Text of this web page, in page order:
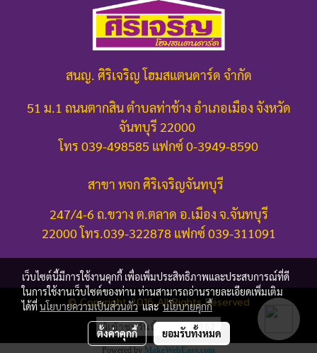
สนญ. ศิริเจริญ โฮมสแตนดาร์ด จำกัด
51 ม.1 ถนนตากสิน ตำบลท่าช้าง อำเภอเมือง จังหวัด
จันทบุรี 22000
โทร 039-498585 แฟกซ์ 0-3949-8590
สาขา หจก ศิริเจริญจันทบุรี
247/4-6 ถ.ขวาง ต.ตลาด อ.เมือง จ.จันทบุรี
22000โทร.039-322878 แฟกซ์ 039-311091
© Copyright 2016 All Rights Reserved
ผู้เข้าชมขณะนี้ 42
Powered by MakeWebEasy.com
เว็บไซต์นี้มีการใช้งานคุกกี้ เพื่อเพิ่มประสิทธิภาพและประสบการณ์ที่ดี
ในการใช้งานเว็บไซต์ของท่าน ท่านสามารถอ่านรายละเอียดเพิ่มเติม
ได้ที่นโยบายความเป็นส่วนตัวและนโยบายคุกกี้
ตั้งค่าคุกกี้ ยอมรับทั้งหมด